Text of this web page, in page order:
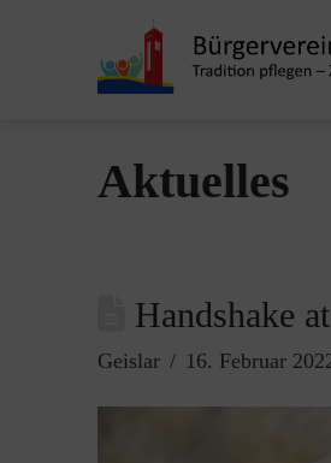
Aktuelles
Handshake
Geislar 16. Februar